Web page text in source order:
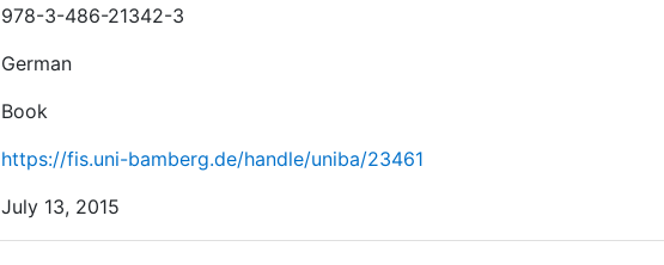
978-3-486-21342-3
German
Book
https://fis.uni-bamberg.de/handle/uniba/23461
July 13, 2015